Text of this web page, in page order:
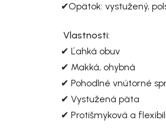
✔Opätok: vystužený,
Vlastnosti:
✔ Ľahká obuv
✔ Makká, ohybná
✔ Pohodlné vnútorné
✔ Vystužená päta
✔ Protišmyková a